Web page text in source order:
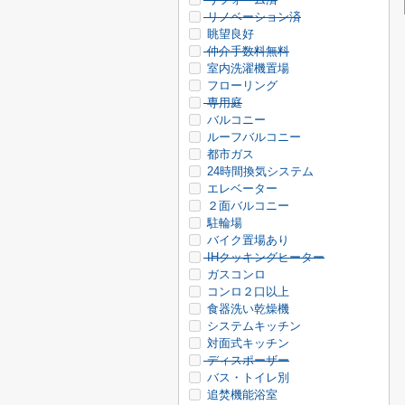
リノベーション済
眺望良好
仲介手数料無料
室内洗濯機置場
フローリング
専用庭
バルコニー
ルーフバルコニー
都市ガス
24時間換気システム
エレベーター
２面バルコニー
駐輪場
バイク置場あり
IHクッキングヒーター
ガスコンロ
コンロ２口以上
食器洗い乾燥機
システムキッチン
対面式キッチン
ディスポーザー
バス・トイレ別
追焚機能浴室